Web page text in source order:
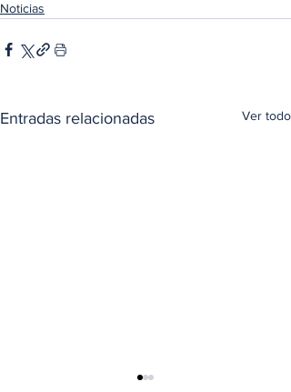
Noticias
Entradas relacionadas Ver todo